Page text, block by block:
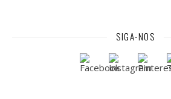
SIGA-NOS